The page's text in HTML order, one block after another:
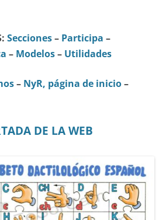
Secciones– Participa –
– Modelos– Utilidades
– NyR, página de inicio–
DE LA WEB